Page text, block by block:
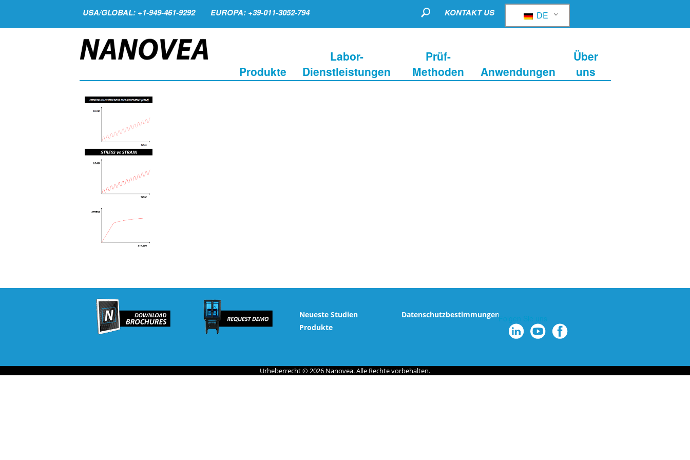
USA/GLOBAL: +1-949-461-9292 EUROPA: +39-011-3052-794 DE
KONTAKT US
Produkte
Labor-
Dienstleistungen
Prüf-
Methoden
Anwendungen
Über
uns
Neueste Studien
Produkte
DatenschutzbestimmungenFolgen Sie uns
Urheberrecht © 2026 Nanovea. Alle Rechte vorbehalten.